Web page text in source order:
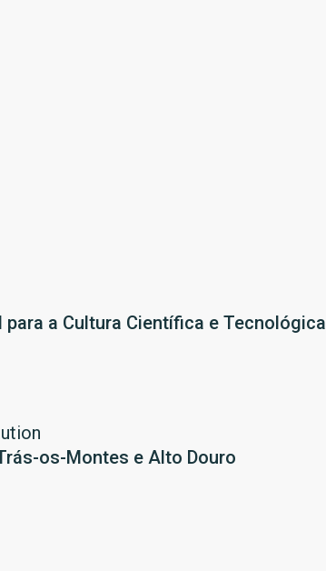
a Cultura Científica e Tecnológica
os-Montes e Alto Douro